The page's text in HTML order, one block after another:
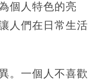
個人特色的亮
人們在日常生活
。一個人不喜歡